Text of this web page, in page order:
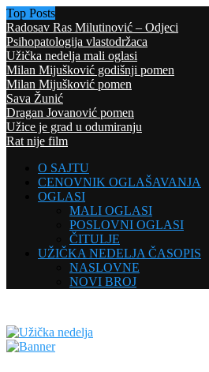
Top Posts
Radosav Ras Milutinović – Odjeci
Psihopatologija vlastodržaca
Užička nedelja mali oglasi
Milan Mijušković godišnji pomen
Milan Mijušković pomen
Sava Žunić
Dragan Jovanović pomen
Užice je grad u odumiranju
Rat nije film
O SAJTU
CENOVNIK OGLAŠAVANJA
OGLASI
MALI OGLASI
POSLOVNI OGLASI
ČITULJE
UŽIČKA NEDELJA ČASOPIS
NASLOVNE
NOVI BROJ